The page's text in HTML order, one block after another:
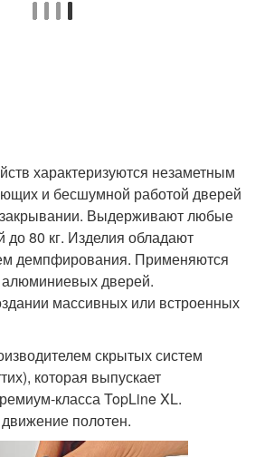
характеризуются незаметным
и бесшумной работой дверей
Выдерживают любые
80 кг. Изделия обладают
демпфирования. Применяются
дверей.
массивных или встроенных
скрытых систем
которая выпускает
класса TopLine XL.
полотен.